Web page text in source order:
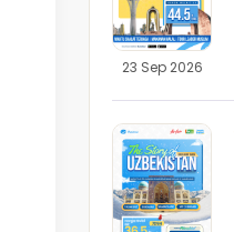
23 Sep 2026